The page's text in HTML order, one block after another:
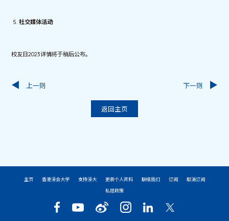
社交媒体活动
校友日2023详情将于稍后公布。
上一则
返回主页
下一则
主页 香港浸会大学 支持浸大 更新个人资料 联络我们 订阅
取消订阅
私隐政策